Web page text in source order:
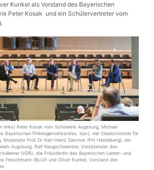
Kunkel als Vorstand des Bayerischen
Peter Kosak und ein Schülervertreter vom
links) Peter Kosak vom Schulwerk Augsburg, Michael
Bayerischen Philologenverbandes, bpv), der Staatsminister für
Moderator Prof. Dr. Karl-Heinz Dammer (PH Heidelberg), ein
Augsburg, Ralf Neugschwender, Vorsitzender des
(VDR), die Präsidentin des Bayerischen Lehrer- und
Fleischmann (BLLV) und Oliver Kunkel, Vorstand des